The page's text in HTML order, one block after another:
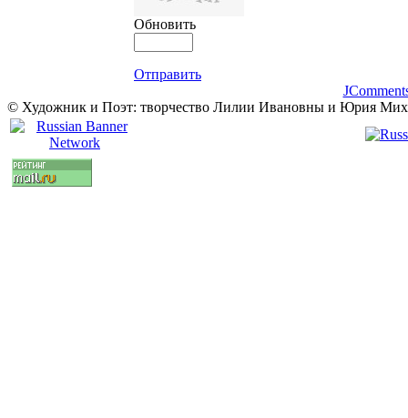
Обновить
Отправить
© Художник и Поэт: творчество Лилии Ивановны и Юрия